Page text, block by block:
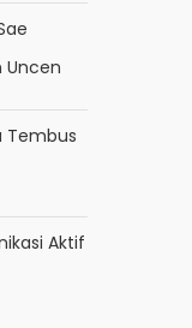
Uncen
Tembus
Aktif